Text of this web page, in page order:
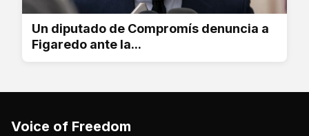
Un diputado de Compromís denuncia a
Figaredo ante la...
Voice of Freedom